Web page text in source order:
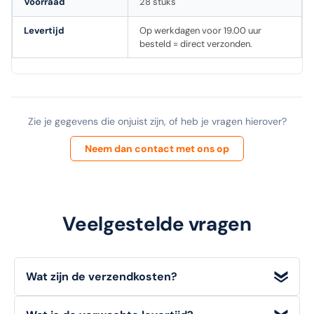
Levertijd
Op werkdagen voor 19.00 uur
besteld = direct verzonden.
Zie je gegevens die onjuist zijn, of heb je vragen hierover?
Neem dan contact met ons op
Veelgestelde vragen
Wat zijn de verzendkosten?